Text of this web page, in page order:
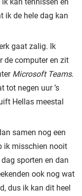
ik de hele dag kan
gaat zalig. Ik
de computer en zit
Microsoft Teams.
tot negen uur ’s
Hellas meestal
samen nog een
ik misschien nooit
sporten en dan
ook nog wat
dus ik kan dit heel